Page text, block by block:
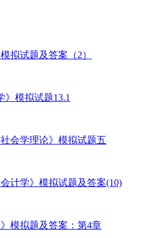
拟试题及答案（2）
》模拟试题13.1
会学理论》模拟试题五
计学》模拟试题及答案(10)
模拟题及答案：第4章